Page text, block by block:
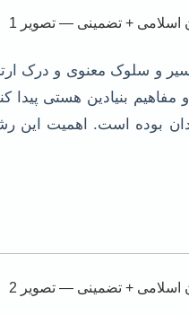
و سلوک معنوی و درک
بنیادین هستی
بوده است. اهمیت این